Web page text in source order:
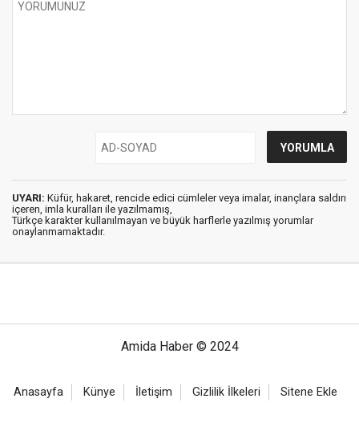
UYARI: Küfür, hakaret, rencide edici cümleler veya imalar, inançlara saldırı
içeren, imla kuralları ile yazılmamış,
Türkçe karakter kullanılmayan ve büyük harflerle yazılmış yorumlar
onaylanmamaktadır.
Amida Haber © 2024
Anasayfa Künye İletişim Gizlilik İlkeleri Sitene Ekle